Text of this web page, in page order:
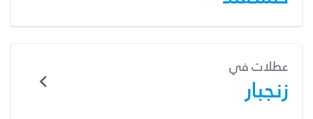
عطلات في
زنجبار